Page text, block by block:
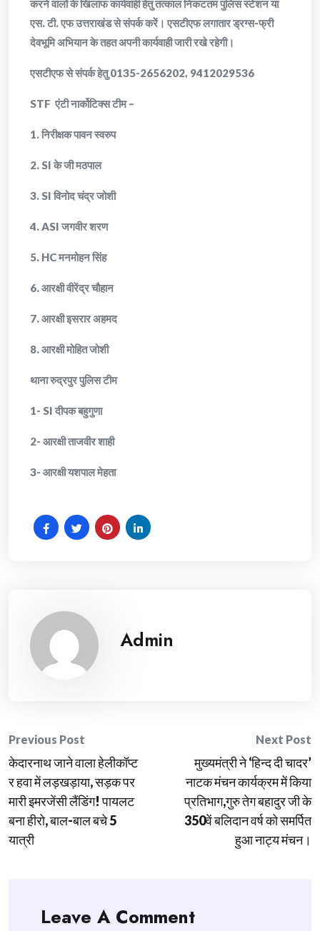
करने वालों के खिलाफ कार्यवाही हेतु तत्काल निकटतम पुलिस स्टेशन या
एस. टी. एफ उत्तराखंड से संपर्क करें। एसटीएफ लगातार ड्रग्स-फ्री
देवभूमि अभियान के तहत अपनी कार्यवाही जारी रखे रहेगी।
एसटीएफ से संपर्क हेतु 0135-2656202, 9412029536
STF एंटी नार्कोटिक्स टीम –
1. निरीक्षक पावन स्वरुप
2. SI के जी मठपाल
3. SI विनोद चंद्र जोशी
4. ASI जगवीर शरण
5. HC मनमोहन सिंह
6. आरक्षी वीरेंद्र चौहान
7. आरक्षी इसरार अहमद
8. आरक्षी मोहित जोशी
थाना रुद्रपुर पुलिस टीम
1- SI दीपक बहुगुणा
2- आरक्षी ताजवीर शाही
3- आरक्षी यशपाल मेहता
Admin
Post
navigation
Previous Post
केदारनाथ जाने वाला हेलीकॉप्ट
र हवा में लड़खड़ाया, सड़क पर
मारी इमरजेंसी लैंडिंग! पायलट
बना हीरो, बाल-बाल बचे 5
यात्री
Next Post
मुख्यमंत्री ने ‘हिन्द दी चादर’
नाटक मंचन कार्यक्रम में किया
प्रतिभाग,गुरु तेग बहादुर जी के
350वें बलिदान वर्ष को समर्पित
हुआ नाट्य मंचन।
Leave A Comment